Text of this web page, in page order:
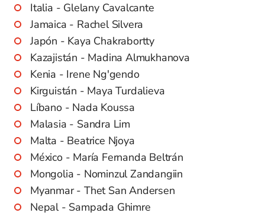
Italia - Glelany Cavalcante
Jamaica - Rachel Silvera
Japón - Kaya Chakrabortty
Kazajistán - Madina Almukhanova
Kenia - Irene Ng'gendo
Kirguistán - Maya Turdalieva
Líbano - Nada Koussa
Malasia - Sandra Lim
Malta - Beatrice Njoya
México - María Fernanda Beltrán
Mongolia - Nominzul Zandangiin
Myanmar - Thet San Andersen
Nepal - Sampada Ghimre